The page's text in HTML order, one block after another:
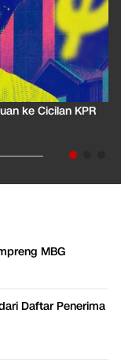
ke Cicilan KPR
MBG
Daftar Penerima